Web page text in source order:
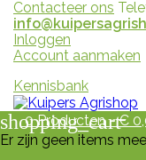
Contacteer ons
Inloggen
Account aanmaken
Kennisbank
shopping_cart
0Producten - €
Er zijn geen items